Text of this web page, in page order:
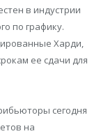
в индустрии
по графику.
Харди,
ее сдачи для
сегодня
на